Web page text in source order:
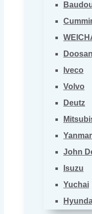
Doosan
Iveco
Volvo
Deutz
Yanmar
John
Isuzu
Yuchai